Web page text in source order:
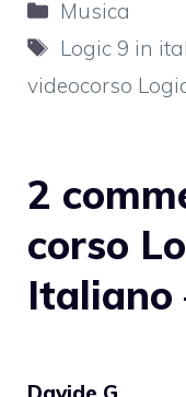
Categorie
Musica
Tag
Logic 9 in
videocorso
2
corso
Italiano